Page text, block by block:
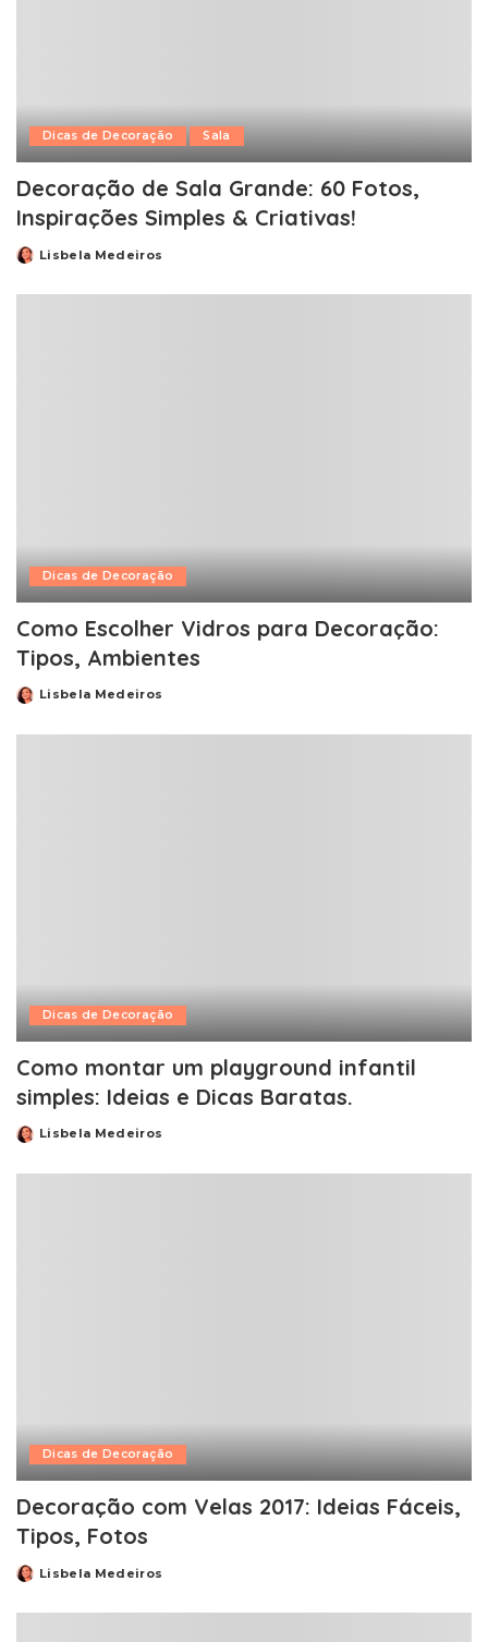
Dicas de Decoração Sala
Decoração de Sala Grande: 60 Fotos,
Inspirações Simples & Criativas!
PostedLisbela Medeiros
Dicas de Decoração
Como Escolher Vidros para Decoração:
Tipos, Ambientes
PostedLisbela Medeiros
Dicas de Decoração
Como montar um playground infantil
simples: Ideias e Dicas Baratas.
PostedLisbela Medeiros
Dicas de Decoração
Decoração com Velas 2017: Ideias Fáceis,
Tipos, Fotos
PostedLisbela Medeiros